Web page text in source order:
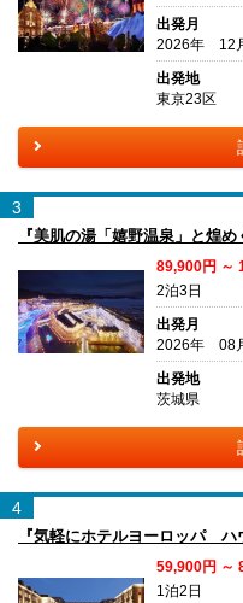
出発月
2026年 12
出発地
東京23区
3
『美肌の湯「嬉野温泉」と煌
89,900円 ～
2泊3日
出発月
2026年 08
出発地
茨城県
4
『気軽にホテルヨーロッパ ハ
59,900円 ～
1泊2日